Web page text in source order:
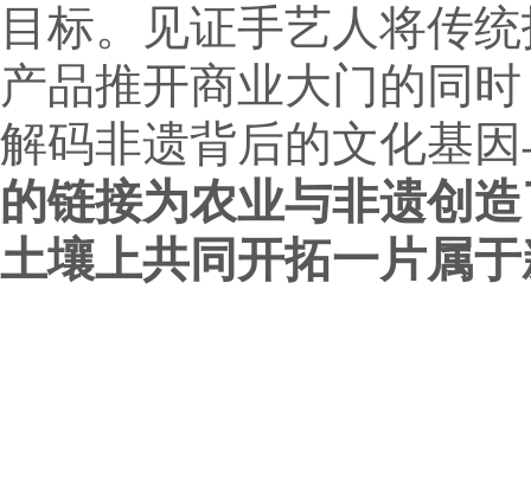
目标。见证手艺人将传
产品推开商业大门的同
解码非遗背后的文化基
的链接为农业与非遗创
土壤上共同开拓一片属